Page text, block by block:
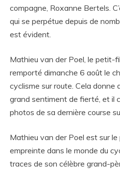
compagne, Roxanne Bertels.
qui se perpétue depuis de
est évident.
Mathieu van der Poel, le petit-
remporté dimanche 6 août le
cyclisme sur route. Cela donne
grand sentiment de fierté, et il
photos de sa dernière course
Mathieu van der Poel est sur
empreinte dans le monde du
traces de son célèbre grand-